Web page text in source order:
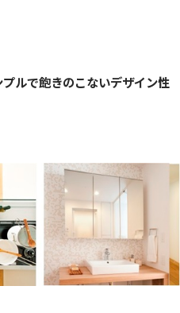
ルで飽きのこないデザイン性